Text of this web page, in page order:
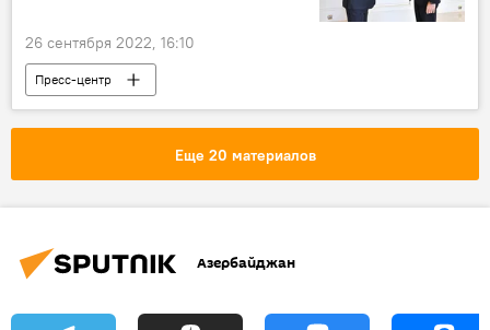
26 сентября 2022, 16:10
Пресс-центр
Председатель Государственной Думы РФ Вячеслав Володин
Еще 20 материалов
Азербайджан